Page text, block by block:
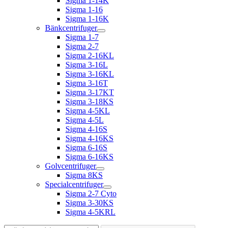
Sigma 1-16
Sigma 1-16K
Bänkcentrifuger
Sigma 1-7
Sigma 2-7
Sigma 2-16KL
Sigma 3-16L
Sigma 3-16KL
Sigma 3-16T
Sigma 3-17KT
Sigma 3-18KS
Sigma 4-5KL
Sigma 4-5L
Sigma 4-16S
Sigma 4-16KS
Sigma 6-16S
Sigma 6-16KS
Golvcentrifuger
Sigma 8KS
Specialcentrifuger
Sigma 2-7 Cyto
Sigma 3-30KS
Sigma 4-5KRL